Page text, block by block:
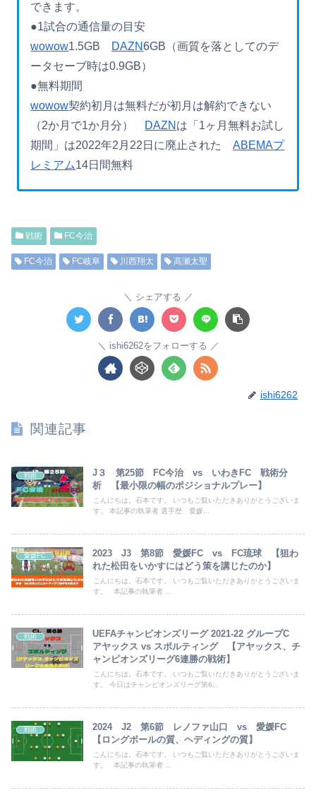
できます。
●1試合の通信量の目安
wowow1.5GB DAZN6GB（画質を落としてのデ
ータセーブ時は0.9GB）
●無料期間
wowow契約初月は無料だが初月は解約できない
（2か月で1か月分） DAZN は「1ヶ月無料お試し
期間」は2022年2月22日に廃止されたABEMAプ
レミアム14日間無料
戦術 FC今治
FC今治 FC岐阜 川西翔太 高瀬太聖
シェアする
ishi6262をフォローする
ishi6262
関連記事
戦術
J３ 第25節 FC今治 vs いわきFC 戦術分
析 【最小限の幅のポジショナルプレー】
こんにちは。石本です。 いつもご覧いただきありがとうございま
す。 本記事の執筆者 選手歴 愛媛...
愛媛FC
2023 J3 第8節 愛媛FC vs FC琉球 【狙わ
れた松田をいかすにはどう策を講じたのか】
こんにちは。石本です。 いつもご覧いただきありがとうございま
す。 本記事の執筆者 ...
戦術
UEFAチャンピオンズリーグ 2021-22 グループC
アヤックス vs スポルティング 【アヤックス、チ
ャンピオンズリーグ6連勝の戦術】
こんにちは。石本です。 いつもご覧いただきありがとうございま
す。 今日はチャンピオンズリーグ第6...
戦術
2024 J2 第6節 レノファ山口 vs 愛媛FC
【ロングボールの質、ヘディングの質】
こんにちは。石本です。 いつもご覧いただきありがとうございま
す。 本記事の執筆者 ...